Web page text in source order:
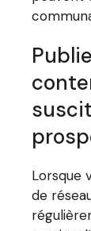
Lorsque
de